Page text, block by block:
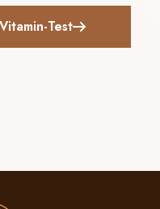
Test